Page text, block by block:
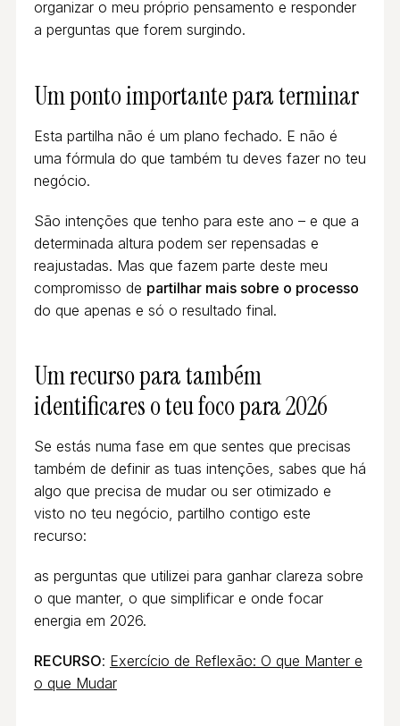
organizar o meu próprio pensamento e responder
a perguntas que forem surgindo.
Um ponto importante para terminar
Esta partilha não é um plano fechado. E não é
uma fórmula do que também tu deves fazer no teu
negócio.
São intenções que tenho para este ano – e que a
determinada altura podem ser repensadas e
reajustadas. Mas que fazem parte deste meu
compromisso de partilhar mais sobre o processo
do que apenas e só o resultado final.
Um recurso para também
identificares o teu foco para 2026
Se estás numa fase em que sentes que precisas
também de definir as tuas intenções, sabes que há
algo que precisa de mudar ou ser otimizado e
visto no teu negócio, partilho contigo este
recurso:
as perguntas que utilizei para ganhar clareza sobre
o que manter, o que simplificar e onde focar
energia em 2026.
RECURSO: Exercício de Reflexão: O que Manter e
o que Mudar